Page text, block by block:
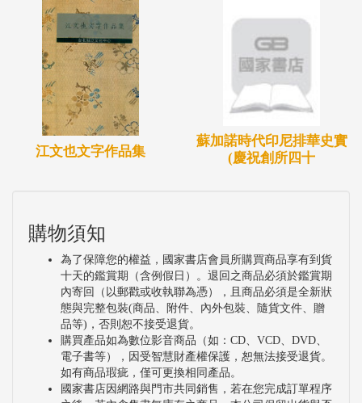
江文也文字作品集
蘇加諾時代印尼排華史實
(慶祝創所四十
購物須知
為了保障您的權益，國家書店會員所購買商品享有到貨
十天的鑑賞期（含例假日）。退回之商品必須於鑑賞期
內寄回（以郵戳或收執聯為憑），且商品必須是全新狀
態與完整包裝(商品、附件、內外包裝、隨貨文件、贈
品等)，否則恕不接受退貨。
購買產品如為數位影音商品（如：CD、VCD、DVD、
電子書等），因受智慧財產權保護，恕無法接受退貨。
如有商品瑕疵，僅可更換相同產品。
國家書店因網路與門市共同銷售，若在您完成訂單程序